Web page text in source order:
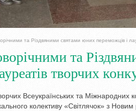
та Різдвяними святами юних переможців і
та
творчих
Всеукраїнських та Міжнародних
колективу «Світлячок» з